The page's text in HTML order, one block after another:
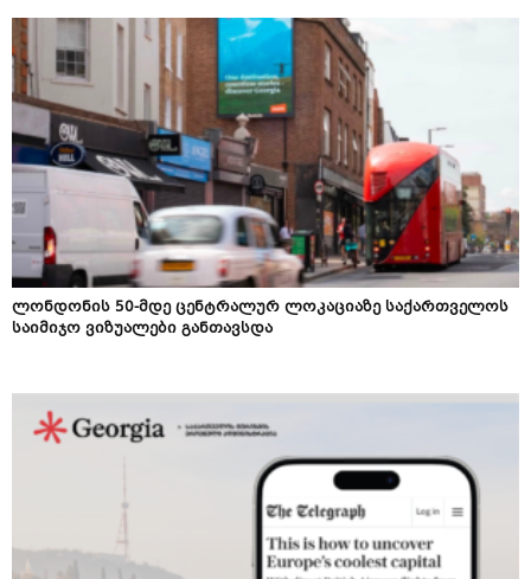
ლონდონის 50-მდე ცენტრალურ ლოკაციაზე საქართველოს
საიმიჯო ვიზუალები განთავსდა